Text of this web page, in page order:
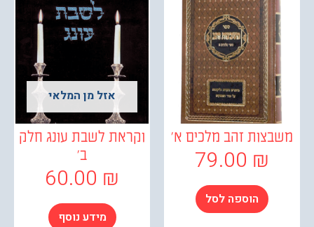
זהב מלכים א'
79.00
הוספה לסל
אזל מן המלאי
וקראת לשבת עונג חלק
60.00
מידע נוסף